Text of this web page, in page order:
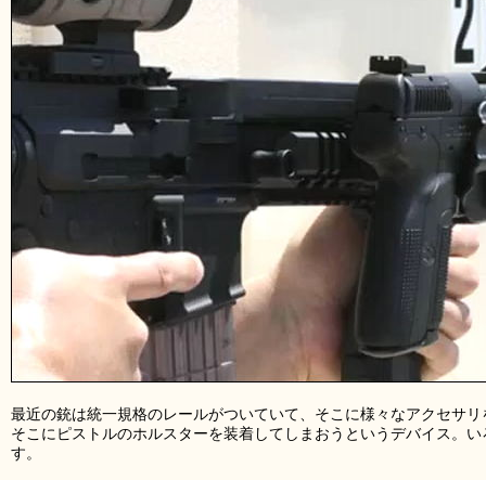
最近の銃は統一規格のレールがついていて、そこに様々なアクセサ
そこにピストルのホルスターを装着してしまおうというデバイス。
す。